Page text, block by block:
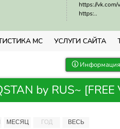
https://vk.com/
https:..
МС УСЛУГИ САЙТА
by RUS~ [FREE
МЕСЯЦ ГОД ВЕСЬ